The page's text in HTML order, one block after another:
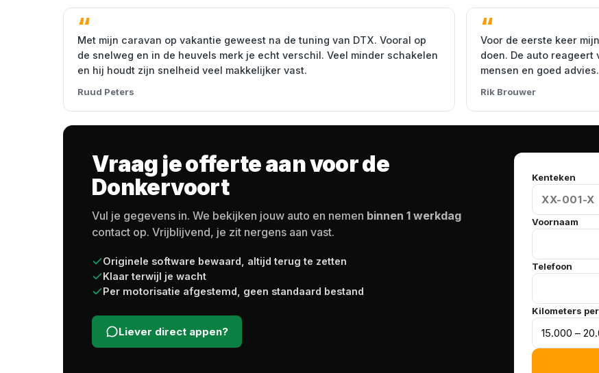
Met mijn caravan op vakantie geweest na de tuning van DTX. Vooral op
de snelweg en in de heuvels merk je echt verschil. Veel minder schakelen
en hij houdt zijn snelheid veel makkelijker vast.
Ruud Peters
Voor de eerste keer
doen. De auto
mensen en goed advies.
Rik Brouwer
Vraag je offerte aan voor de
Donkervoort
Vul je gegevens in. We bekijken jouw auto en nemen binnen 1 werkdag
contact op. Vrijblijvend, je zit nergens aan vast.
Originele software bewaard, altijd terug te zetten
Klaar terwijl je wacht
Per motorisatie afgestemd, geen standaard bestand
Liever direct appen?
Kenteken
Voornaam
Telefoon
Kilometers